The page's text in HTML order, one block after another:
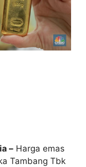
– Harga emas
Tambang Tbk